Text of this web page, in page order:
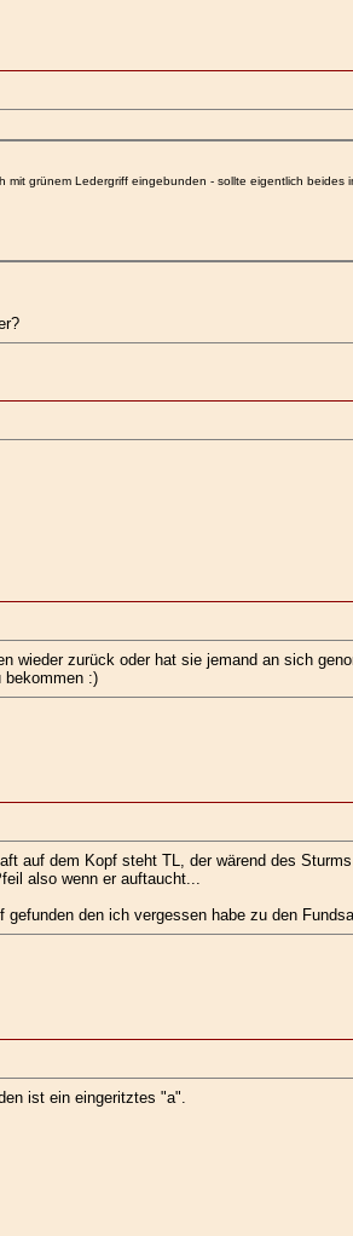
grünem Ledergriff eingebunden - sollte eigentlich
wieder zurück oder hat sie jemand an sich
bekommen :)
auf dem Kopf steht TL, der wärend des
also wenn er auftaucht...
den ich vergessen habe zu den
ist ein eingeritztes "a".